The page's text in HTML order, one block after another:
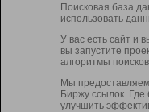
Поисковая база
использовать
У вас есть сайт и
вы запустите
алгоритмы
Мы
Биржу ссылок.
улучшить